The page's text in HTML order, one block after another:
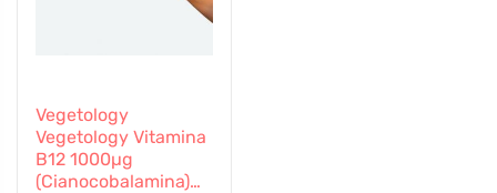
Vegetology
Vegetology Vitamina
B12 1000µg
(Cianocobalamina)